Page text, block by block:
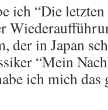
ich “Die
der in Japan
“Mein
ich mich